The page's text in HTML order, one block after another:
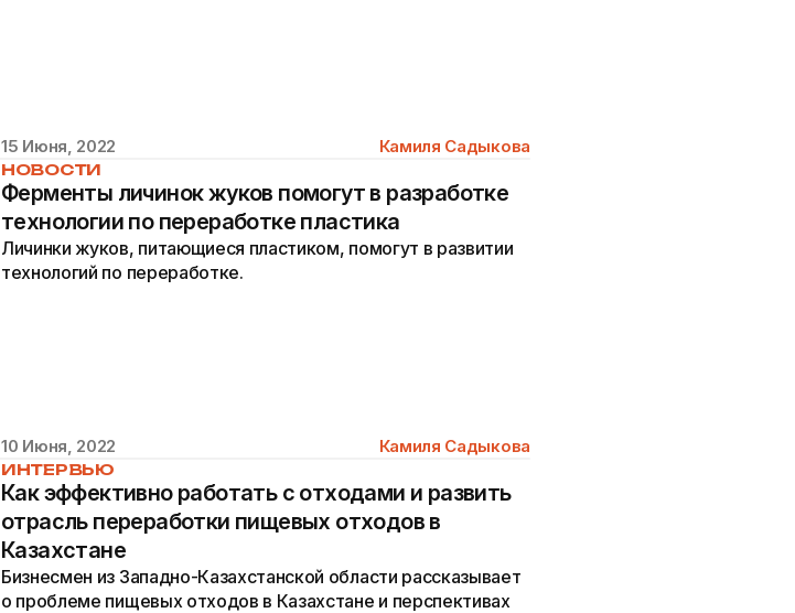
15 Июня, 2022 Камиля Садыкова
НОВОСТИ
Ферменты личинок жуков помогут в разработке
технологии по переработке пластика
Личинки жуков, питающиеся пластиком, помогут в развитии
технологий по переработке.
10 Июня, 2022 Камиля Садыкова
ИНТЕРВЬЮ
Как эффективно работать с отходами и развить
отрасль переработки пищевых отходов в
Казахстане
Бизнесмен из Западно-Казахстанской области рассказывает
о проблеме пищевых отходов в Казахстане и перспективах